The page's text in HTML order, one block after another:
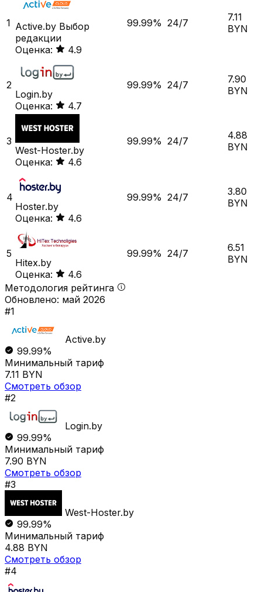
1 Active.by Выбор
редакции
Оценка:
4.9
99.99% 24/7
7.11
BYN
2
Login.by
Оценка:
4.7
99.99% 24/7
7.90
BYN
3
West-Hoster.by
Оценка:
4.6
99.99% 24/7
4.88
BYN
4
Hoster.by
Оценка:
4.6
99.99% 24/7
3.80
BYN
5
Hitex.by
Оценка:
4.6
99.99% 24/7
6.51
BYN
Методология рейтинга
Обновлено: май 2026
#1
Active.by
99.99%
Минимальный тариф
7.11 BYN
Смотреть обзор
#2
Login.by
99.99%
Минимальный тариф
7.90 BYN
Смотреть обзор
#3
West-Hoster.by
99.99%
Минимальный тариф
4.88 BYN
Смотреть обзор
#4